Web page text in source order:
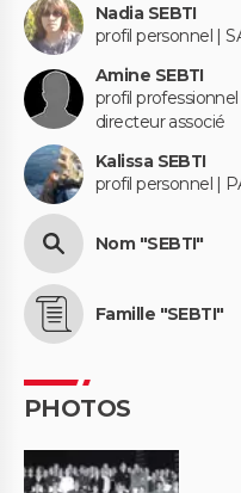
Nadia SEBTI
profil personnel |
Amine SEBTI
profil
directeur associé
Kalissa SEBTI
profil personnel |
Nom "SEBTI"
Famille "SEBTI"
PHOTOS